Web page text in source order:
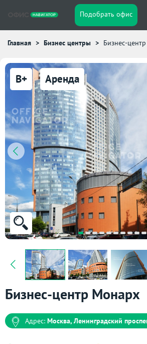
Подобрать офис
Главная Бизнес центры Бизнес-
B+ Аренда
Бизнес-центр Монарх
Адрес: Москва, Ленинградский